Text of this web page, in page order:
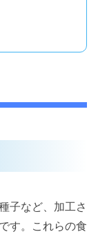
子など、加工さ
す。これらの食